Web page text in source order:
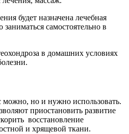
будет назначена лечебная
самостоятельно в
в домашних условиях
можно, но и нужно использовать.
приостановить развитие
восстановление
и хрящевой ткани.